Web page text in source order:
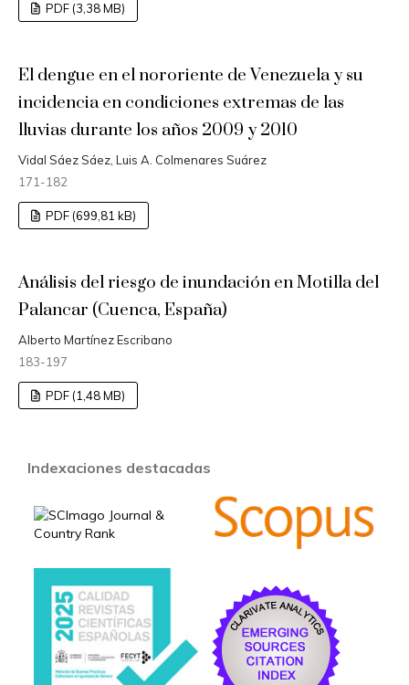
PDF (3,38 MB)
El dengue en el nororiente de Venezuela y su
incidencia en condiciones extremas de las
lluvias durante los años 2009 y 2010
Vidal Sáez Sáez, Luis A. Colmenares Suárez
171-182
PDF (699,81 kB)
Análisis del riesgo de inundación en Motilla del
Palancar (Cuenca, España)
Alberto Martínez Escribano
183-197
PDF (1,48 MB)
Indexaciones destacadas